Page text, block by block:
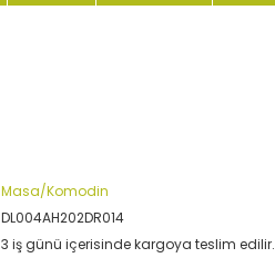
Masa/Komodin
DL004AH202DR014
3 iş günü içerisinde kargoya teslim edilir.